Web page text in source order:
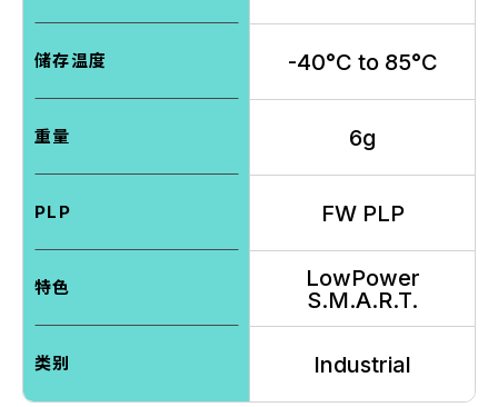
储存温度 -40°C to 85°C
重量 6g
PLP FW PLP
特色
LowPower
S.M.A.R.T.
类别 Industrial